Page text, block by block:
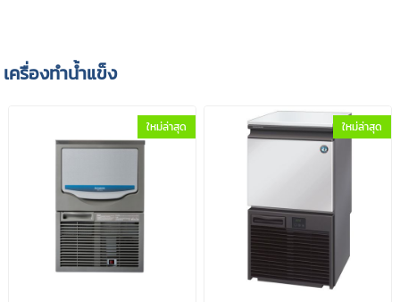
เครื่องทำน้ำแข็ง
ใหม่ล่าสุด ใหม่ล่าสุด